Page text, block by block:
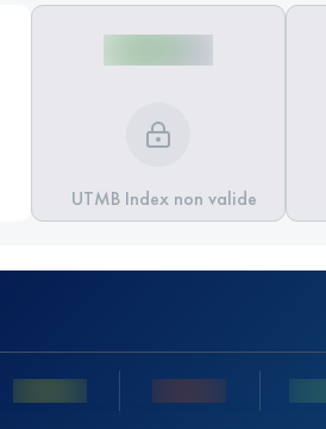
UTMB Index non valide